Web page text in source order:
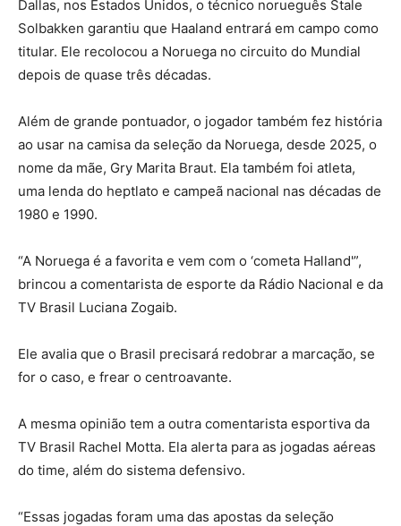
Dallas, nos Estados Unidos, o técnico norueguês Stale
Solbakken garantiu que Haaland entrará em campo como
titular. Ele recolocou a Noruega no circuito do Mundial
depois de quase três décadas.
Além de grande pontuador, o jogador também fez história
ao usar na camisa da seleção da Noruega, desde 2025, o
nome da mãe, Gry Marita Braut. Ela também foi atleta,
uma lenda do heptlato e campeã nacional nas décadas de
1980 e 1990.
“A Noruega é a favorita e vem com o ‘cometa Halland'”,
brincou a comentarista de esporte da Rádio Nacional e da
TV Brasil Luciana Zogaib.
Ele avalia que o Brasil precisará redobrar a marcação, se
for o caso, e frear o centroavante.
A mesma opinião tem a outra comentarista esportiva da
TV Brasil Rachel Motta. Ela alerta para as jogadas aéreas
do time, além do sistema defensivo.
“Essas jogadas foram uma das apostas da seleção